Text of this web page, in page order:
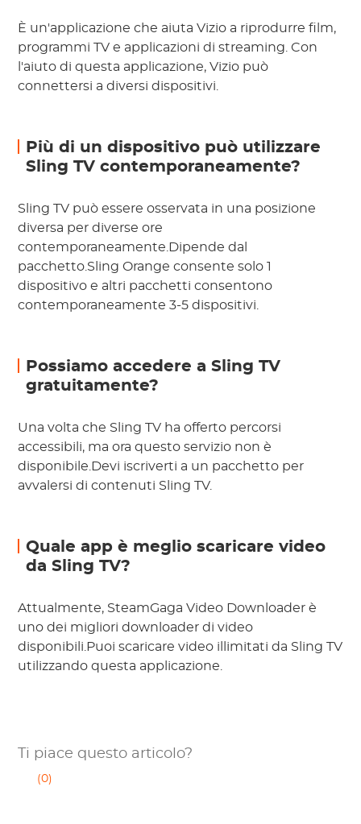
È un'applicazione che aiuta Vizio a riprodurre film,
programmi TV e applicazioni di streaming. Con
l'aiuto di questa applicazione, Vizio può
connettersi a diversi dispositivi.
Più di un dispositivo può utilizzare
Sling TV contemporaneamente?
Sling TV può essere osservata in una posizione
diversa per diverse ore
contemporaneamente.Dipende dal
pacchetto.Sling Orange consente solo 1
dispositivo e altri pacchetti consentono
contemporaneamente 3-5 dispositivi.
Possiamo accedere a Sling TV
gratuitamente?
Una volta che Sling TV ha offerto percorsi
accessibili, ma ora questo servizio non è
disponibile.Devi iscriverti a un pacchetto per
avvalersi di contenuti Sling TV.
Quale app è meglio scaricare video
da Sling TV?
Attualmente, SteamGaga Video Downloader è
uno dei migliori downloader di video
disponibili.Puoi scaricare video illimitati da Sling TV
utilizzando questa applicazione.
Ti piace questo articolo?
(0)